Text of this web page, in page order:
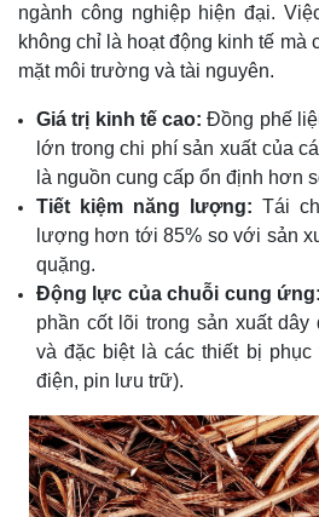
ngành công nghiệp hiện đại.
không chỉ là hoạt động kinh tế mà
mặt môi trường và tài nguyên.
Giá trị kinh tế cao: Đồng phế
lớn trong chi phí sản xuất của
là nguồn cung cấp ổn định hơn
Tiết kiệm năng lượng: Tái
lượng hơn tới 85% so với sản
quặng.
Động lực của chuỗi cung ứng:
phần cốt lõi trong sản xuất
và đặc biệt là các thiết bị phục
điện, pin lưu trữ).